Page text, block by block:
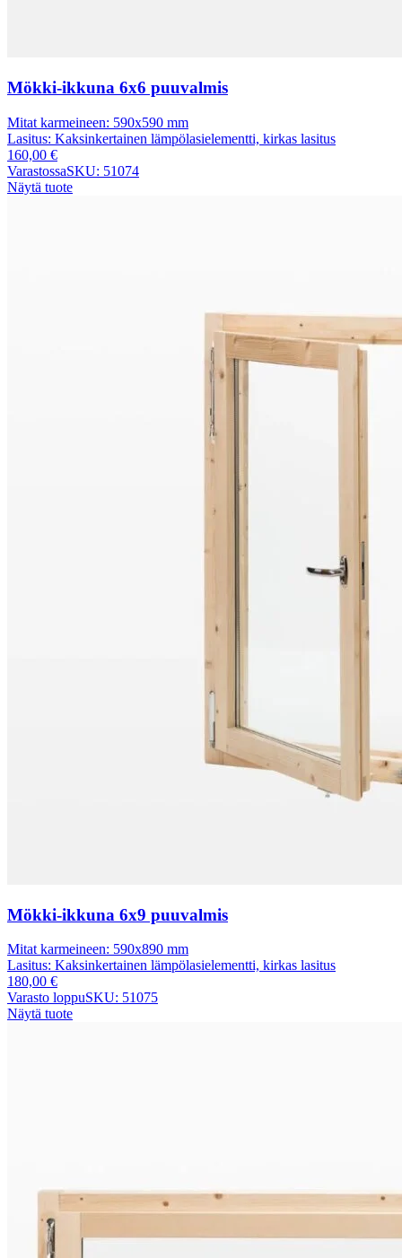
Mökki-ikkuna 6x6 puuvalmis
Mitat karmeineen: 590x590 mm
Lasitus: Kaksinkertainen lämpölasielementti, kirkas lasitus
160,00 €
VarastossaSKU: 51074
Näytä tuote
Mökki-ikkuna 6x9 puuvalmis
Mitat karmeineen: 590x890 mm
Lasitus: Kaksinkertainen lämpölasielementti, kirkas lasitus
180,00 €
Varasto loppuSKU: 51075
Näytä tuote